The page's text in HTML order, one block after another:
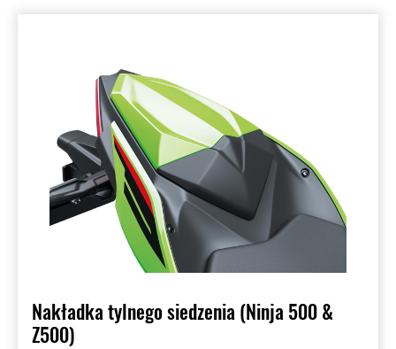
Nakładka tylnego siedzenia (Ninja 500 &
Z500)